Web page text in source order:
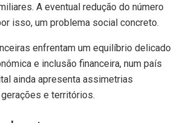
A eventual redução do número
isso, um problema social concreto.
enfrentam um equilíbrio delicado
e inclusão financeira, num país
ainda apresenta assimetrias
e territórios.